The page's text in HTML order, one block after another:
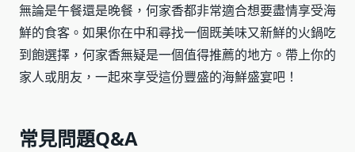
無論是午餐還是晚餐，何家香都非常適合想要盡情享受海
鮮的食客。如果你在中和尋找一個既美味又新鮮的火鍋吃
到飽選擇，何家香無疑是一個值得推薦的地方。帶上你的
家人或朋友，一起來享受這份豐盛的海鮮盛宴吧！
常見問題Q&A